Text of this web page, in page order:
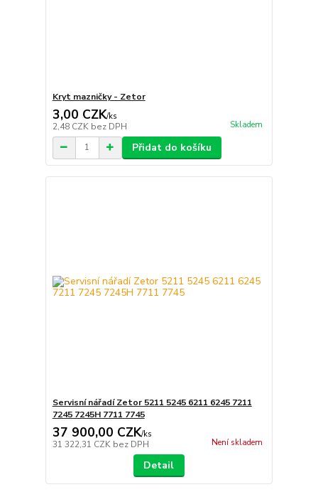
Kryt mazničky - Zetor
3,00 CZK/ks
2,48 CZK bez DPH Skladem
Přidat do košíku
Servisní nářadí Zetor 5211 5245 6211 6245 7211
7245 7245H 7711 7745
37 900,00 CZK/ks
31 322,31 CZK bez DPH Není skladem
Detail